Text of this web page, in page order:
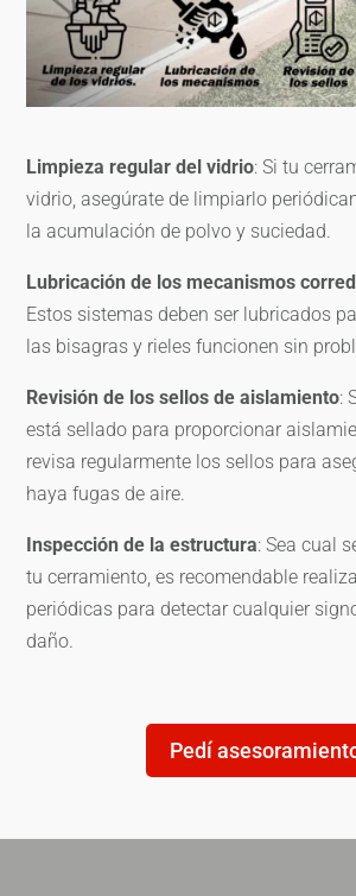
Limpieza regular del vidrio: Si tu
vidrio, asegúrate de limpiarlo
la acumulación de polvo y suciedad.
Lubricación de los mecanismos
Estos sistemas deben ser lubricados
las bisagras y rieles funcionen sin
Revisión de los sellos de aislamiento:
está sellado para proporcionar
revisa regularmente los sellos para
haya fugas de aire.
Inspección de la estructura: Sea cual
tu cerramiento, es recomendable
periódicas para detectar cualquier
daño.
Pedí